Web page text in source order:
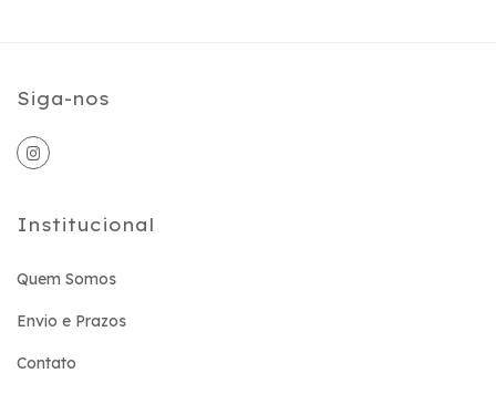
Siga-nos
Institucional
Quem Somos
Envio e Prazos
Contato